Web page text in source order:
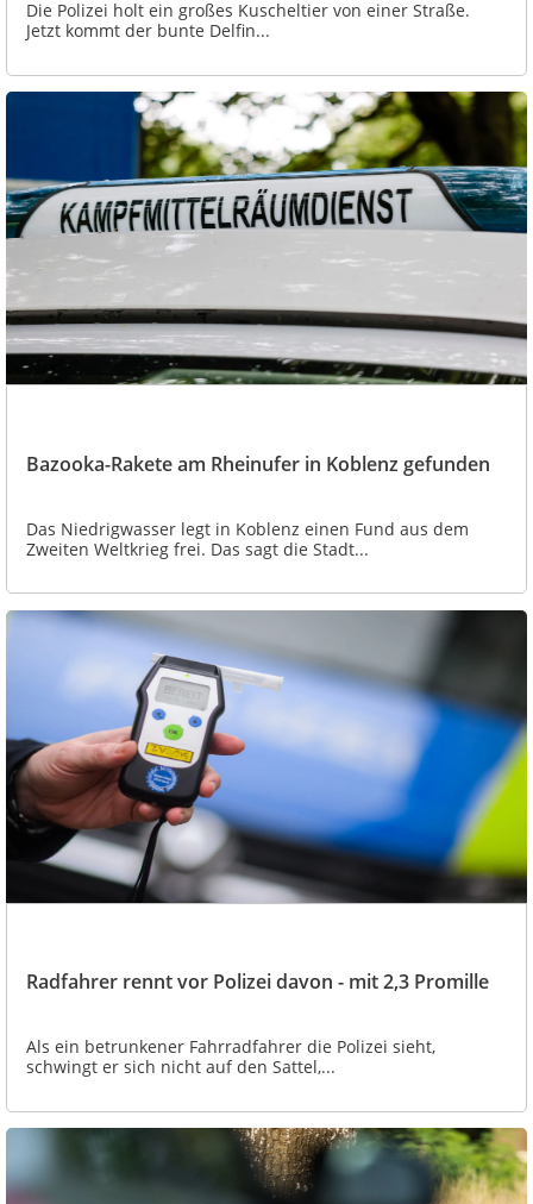
Die Polizei holt ein großes Kuscheltier von einer Straße.
Jetzt kommt der bunte Delfin...
Bazooka-Rakete am Rheinufer in Koblenz gefunden
Das Niedrigwasser legt in Koblenz einen Fund aus dem
Zweiten Weltkrieg frei. Das sagt die Stadt...
Radfahrer rennt vor Polizei davon - mit 2,3 Promille
Als ein betrunkener Fahrradfahrer die Polizei sieht,
schwingt er sich nicht auf den Sattel,...